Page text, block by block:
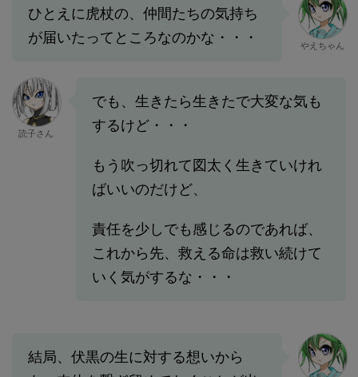
ひとえに虎杖の、仲間たちの気持ち
が届いたってところなのかな・・・
やえちゃん
読子さん
でも、生きたら生きたで大変な気も
するけど・・・
もう吹っ切れて図太く生きていけれ
ばいいのだけど、
責任を少しでも感じるのであれば、
これから先、救える命は救い続けて
いく気がするな・・・
結局、伏黒の生に対する想いから